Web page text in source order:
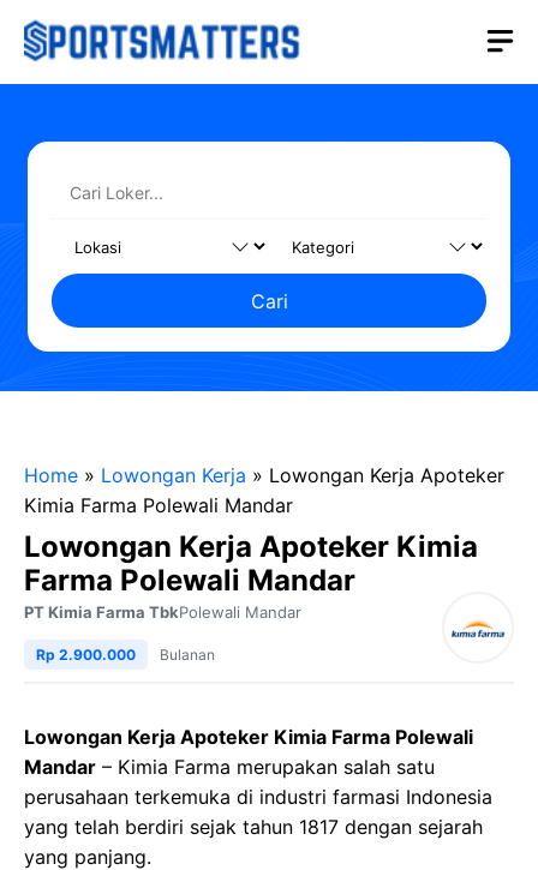
Langsung
Cari
Home » Lowongan Kerja » Lowongan Kerja Apoteker
Kimia Farma Polewali Mandar
Lowongan Kerja Apoteker Kimia
Farma Polewali Mandar
PT Kimia Farma TbkPolewali Mandar
Rp 2.900.000 Bulanan
Lowongan Kerja Apoteker Kimia Farma Polewali
Mandar – Kimia Farma merupakan salah satu
perusahaan terkemuka di industri farmasi Indonesia
yang telah berdiri sejak tahun 1817 dengan sejarah
yang panjang.